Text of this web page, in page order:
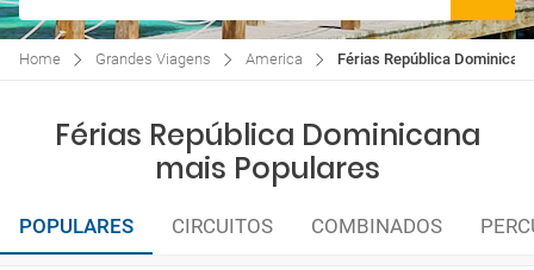
Home Grandes Viagens America Férias República Dominicana
Férias República Dominicana
mais Populares
POPULARES CIRCUITOS COMBINADOS